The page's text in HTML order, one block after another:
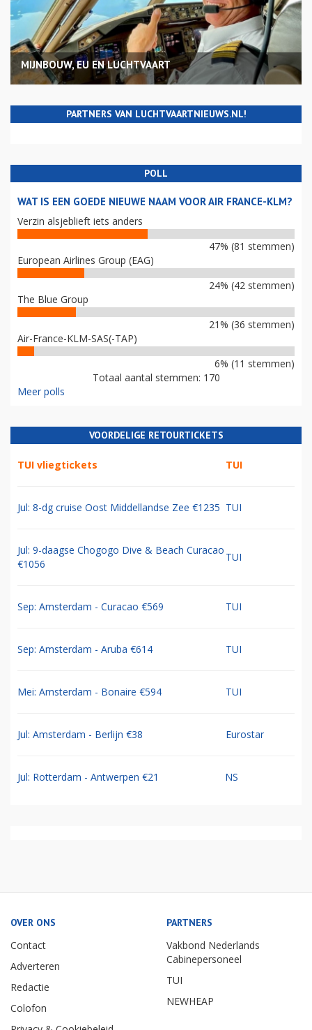
MIJNBOUW, EU EN LUCHTVAART
PARTNERS VAN LUCHTVAARTNIEUWS.NL!
POLL
WAT IS EEN GOEDE NIEUWE NAAM VOOR AIR FRANCE-KLM?
Verzin alsjeblieft iets anders
47% (81 stemmen)
European Airlines Group (EAG)
24% (42 stemmen)
The Blue Group
21% (36 stemmen)
Air-France-KLM-SAS(-TAP)
6% (11 stemmen)
Totaal aantal stemmen: 170
Meer polls
VOORDELIGE RETOURTICKETS
TUI vliegtickets TUI
Jul: 8-dg cruise Oost Middellandse Zee €1235 TUI
Jul: 9-daagse Chogogo Dive & Beach Curacao
€1056
TUI
Sep: Amsterdam - Curacao €569 TUI
Sep: Amsterdam - Aruba €614 TUI
Mei: Amsterdam - Bonaire €594 TUI
Jul: Amsterdam - Berlijn €38 Eurostar
Jul: Rotterdam - Antwerpen €21 NS
OVER ONS
Contact
Adverteren
Redactie
Colofon
PARTNERS
Vakbond Nederlands
Cabinepersoneel
TUI
NEWHEAP